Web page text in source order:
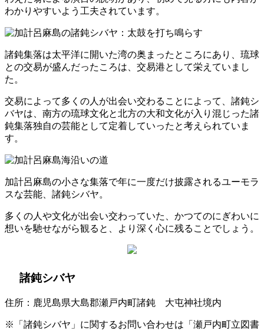
わかりやすいよう工夫されています。
諸鈍集落は太平洋に開いた湾の奥まったところにあり、琉球
との交易が盛んだったころは、交易港として栄えていまし
た。
交易によって多くの人が出会い交わることによって、諸鈍シ
バヤは、南方の琉球文化と北方の大和文化が入り混じった諸
鈍集落独自の芸能として定着していったと考えられていま
す。
加計呂麻島の小さな集落で年に一度だけ披露されるユーモラ
スな芸能、諸鈍シバヤ。
多くの人や文化が出会い交わっていた、かつてのにぎわいに
想いを馳せながら観ると、より深く心に残ることでしょう。
諸鈍シバヤ
住所：鹿児島県大島郡瀬戸内町諸鈍 大屯神社境内
※「諸鈍シバヤ」に関するお問い合わせは「瀬戸内町立図書